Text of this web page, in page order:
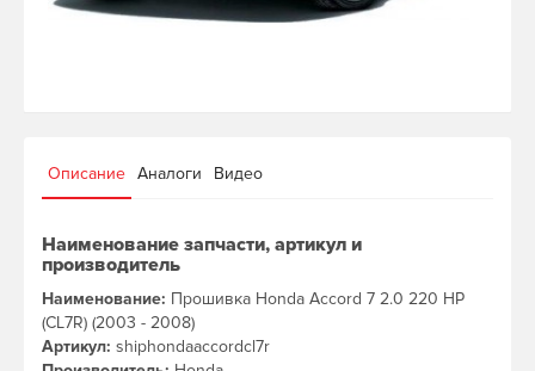
Описание Аналоги Видео
Наименование запчасти, артикул и
производитель
Наименование: Прошивка Honda Accord 7 2.0 220 HP
(CL7R) (2003 - 2008)
Артикул: shiphondaaccordcl7r